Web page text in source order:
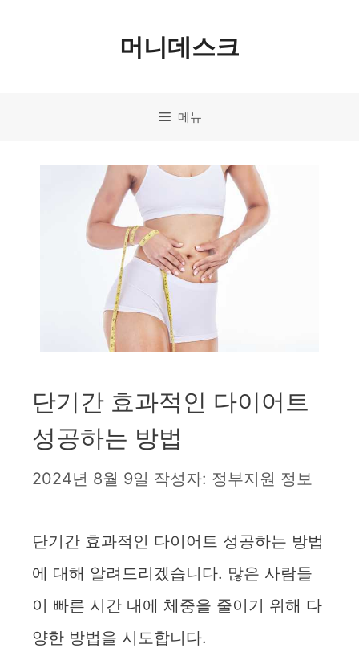
머니데스크
메뉴
단기간 효과적인 다이어트
성공하는 방법
2024년 8월 9일 작성자: 정부지원 정보
단기간 효과적인 다이어트 성공하는 방법
에 대해 알려드리겠습니다. 많은 사람들
이 빠른 시간 내에 체중을 줄이기 위해 다
양한 방법을 시도합니다.